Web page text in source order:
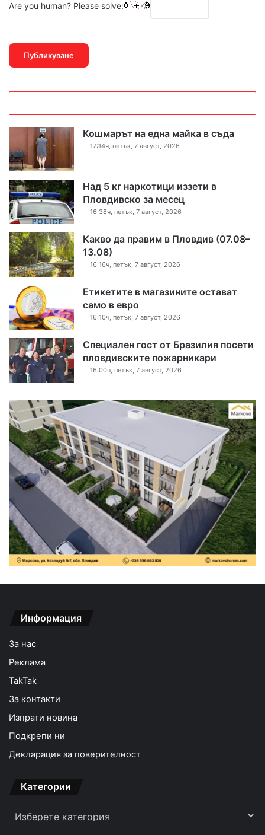
Are you human? Please solve:
Кошмарът на една майка в съда
17:14ч, петък, 7 август, 2026
Над 5 кг наркотици иззети в
Пловдивско за месец
16:38ч, петък, 7 август, 2026
Какво да правим в Пловдив (07.08–
13.08)
16:16ч, петък, 7 август, 2026
Етикетите в магазините остават
само в евро
16:10ч, петък, 7 август, 2026
Специален гост от Бразилия посети
пловдивските пожарникари
16:00ч, петък, 7 август, 2026
Информация
За нас
Реклама
TakTak
За контакти
Изпрати новина
Подкрепи ни
Декларация за поверителност
Категории
Категории